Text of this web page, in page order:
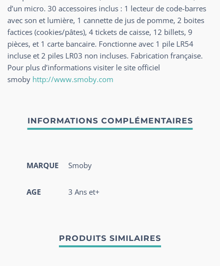
d’un micro. 30 accessoires inclus : 1 lecteur de code-barres
avec son et lumière, 1 cannette de jus de pomme, 2 boites
factices (cookies/pâtes), 4 tickets de caisse, 12 billets, 9
pièces, et 1 carte bancaire. Fonctionne avec 1 pile LR54
incluse et 2 piles LR03 non incluses. Fabrication française.
Pour plus d’informations visiter le site officiel
smoby http://www.smoby.com
MARQUE Smoby
AGE 3 Ans et+
PRODUITS SIMILAIRES